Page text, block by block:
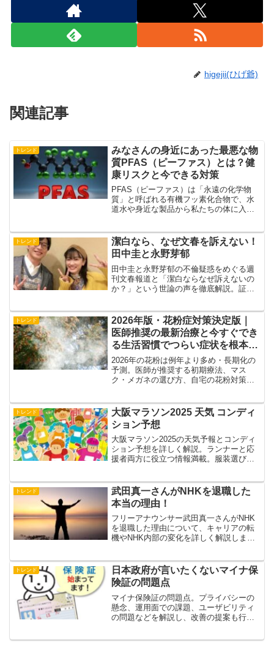
higejii(ひげ爺)
関連記事
トレンド
みなさんの身近にあった最悪な物
質PFAS（ピーファス）とは？健
康リスクと今できる対策
PFAS（ピーファス）は「永遠の化学物
質」と呼ばれる有機フッ素化合物で、水
道水や身近な製品から私たちの体に入り
策をわかりやすく解説します。
トレンド
潔白なら、なぜ文春を訴えない！
田中圭と永野芽郁
田中圭と永野芽郁の不倫疑惑をめぐる週
刊文春報道と「潔白ならなぜ訴えないの
か？」という世論の声を徹底解説。証拠
か？
トレンド
2026年版・花粉症対策決定版｜
医師推奨の最新治療と今すぐでき
る生活習慣でつらい症状を根本ケ
ア
2026年の花粉は例年より多め・長期化の
予測。医師が推奨する初期療法、マス
ク・メガネの選び方、自宅の花粉対策、
トレンド
大阪マラソン2025 天気 コンディ
ション予想
大阪マラソン2025の天気予報とコンディ
ション予想を詳しく解説。ランナーと応
援者両方に役立つ情報満載。服装選びか
トレンド
武田真一さんがNHKを退職した
本当の理由！
フリーアナウンサー武田真一さんがNHK
を退職した理由について、キャリアの転
機やNHK内部の変化を詳しく解説しま
トレンド
日本政府が言いたくないマイナ保
険証の問題点
マイナ保険証の問題点。プライバシーの
懸念、運用面での課題、ユーザビリティ
の問題などを解説し、改善の提案も行い